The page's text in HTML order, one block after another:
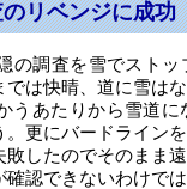
リベンジに成功
の調査を雪でスト
は快晴、道に雪は
うあたりから雪道
。更にバードライン
したのでそのまま
確認できないわけで